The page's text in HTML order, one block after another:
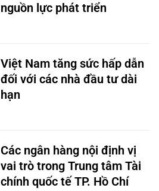
nguồn lực phát triển
Việt Nam tăng sức hấp dẫn
đối với các nhà đầu tư dài
hạn
Các ngân hàng nội định vị
vai trò trong Trung tâm Tài
chính quốc tế TP. Hồ Chí